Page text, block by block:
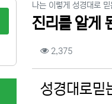
나는 이렇게 성경대로
진리를 알게
컨텐츠 정보
2,375조회
성경대로믿